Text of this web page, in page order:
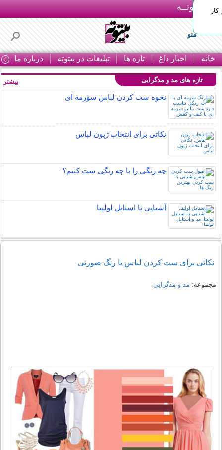
بـیتوتــه
منو
خانه اخبار داغ تازه ها تبلیغات در بیتوته درباره ما
تازه های مد و مدگرایی
نحوه ست کردن لباس سورمه ای
نکاتی برای انتخاب ژپون لباس
چه رنگی را با چه رنگی ست کنیم؟
آشنایی با استایل لولیتا
بیشتر
نکاتی برای ست کردن لباس با رنگ صورتی
مجموعه: مد و مدگرایی